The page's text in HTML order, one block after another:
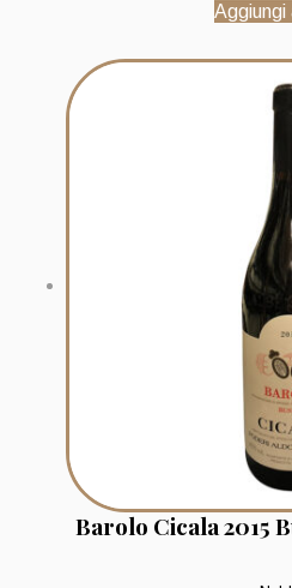
Aggiungi
Barolo Cicala 2015